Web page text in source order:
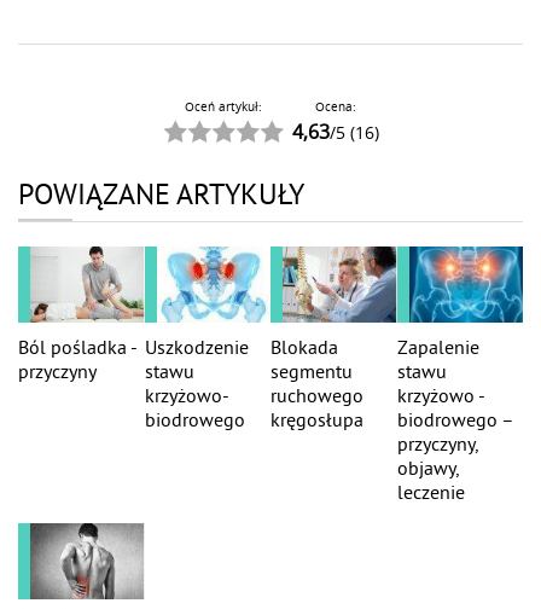
Oceń artykuł: Ocena:
4,63/5(16)
POWIĄZANE ARTYKUŁY
Ból pośladka -
przyczyny
Uszkodzenie
stawu
krzyżowo-
biodrowego
Blokada
segmentu
ruchowego
kręgosłupa
Zapalenie
stawu
krzyżowo -
biodrowego –
przyczyny,
objawy,
leczenie